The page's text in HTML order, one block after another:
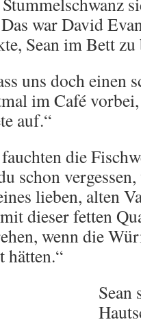
war David
Sean im Bett zu
uns doch einen
im Café
auf.“
die
schon
lieben, alten
dieser fetten
wenn die
hätten.“
Sean